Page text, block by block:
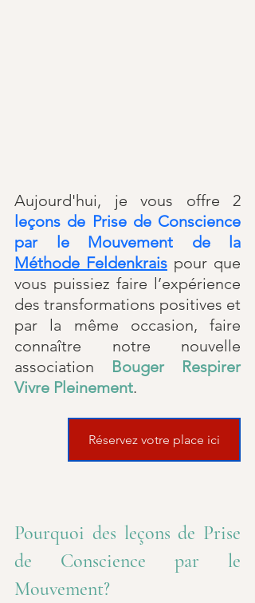
leçons de Prise de Conscience
Méthode Feldenkrais pour que
vous puissiez faire l’expérience
des transformations positives et
par la même occasion, faire
connaître notre nouvelle
association Bouger Respirer
Vivre Pleinement.
Réservez votre place ici
Pourquoi des leçons de Prise
de Conscience par le
Mouvement?